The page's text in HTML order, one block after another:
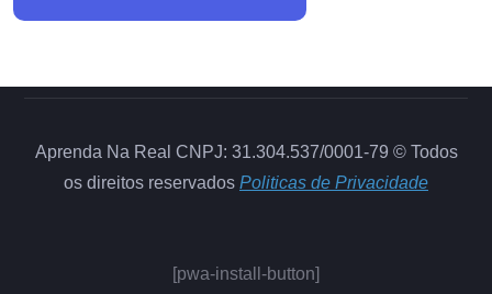
Aprenda Na Real CNPJ: 31.304.537/0001-79 © Todos
os direitos reservados Politicas de Privacidade
[pwa-install-button]